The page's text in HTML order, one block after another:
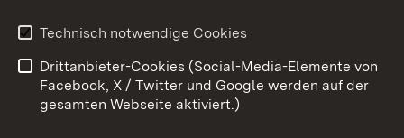
Barrierefreiheit
Impressum Cookies
Technisch notwendige Cookies
Drittanbieter-Cookies (Social-Media-Elemente von
Facebook, X / Twitter und Google werden auf der
gesamten Webseite aktiviert.)